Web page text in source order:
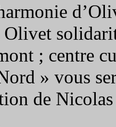
Olivet
; centre
» vous
de